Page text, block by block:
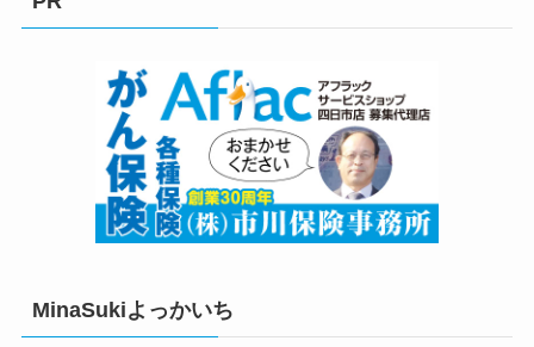
MinaSukiよっかいち